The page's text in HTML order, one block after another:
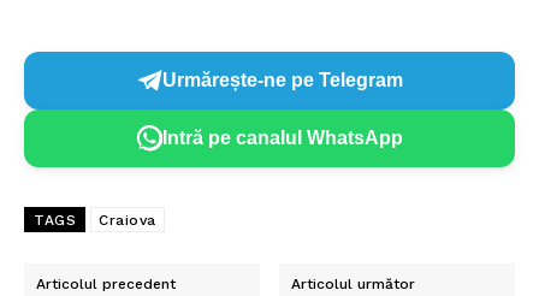
Urmărește-ne pe Telegram
Intră pe canalul WhatsApp
TAGS Craiova
Articolul precedent Articolul următor